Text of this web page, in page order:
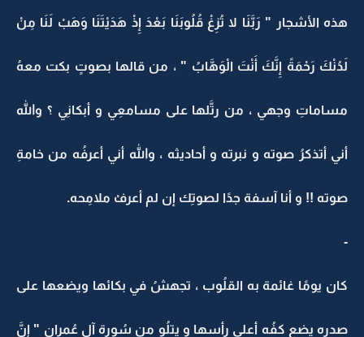
هذه الأشجار " رَبَّنَا لا تُزِغْ قُلُوبَنَا بَعْدَ إِذْ هَدَيْتَنَا وَهَبْ لَنَا مِنْ
لَدُنْكَ رَحْمَةً إِنَّكَ أَنْتَ الْوَهَّابُ " ، من قالها بصوتٍ بكت معهُ
مساماتِ وجهي ، من رتَّلها على مسامعِي و أبكانِي ؟ والله
أني أتذكرُ صوته و نبرته و أحاديثه ، والله أني أعرفُه من خامةِ
صوته !! و أنا آسفة جدًا لصوتِك إن لم أعرفْ ملامِحه.
-
كان يومًا غائمة به القلُوب ، تجهشُ في بكائها ويضعها على
صدرِه يضع كفُه أعلى رأسها و يتلُو من سُورة آل عُمران " إِنَّ